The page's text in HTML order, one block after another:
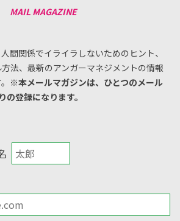
間関係でイライラしないためのヒント、
法、 最新のアンガーマネジメントの情報
※本メールマガジンは、ひとつのメール
登録になります。